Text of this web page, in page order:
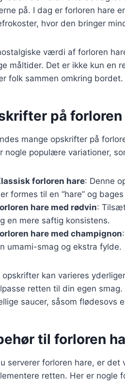
på. I dag er forloren hare
hvor den bringer
værdi af forloren
måltider. Det er ikke kun en
folk sammen omkring bordet.
på
mange opskrifter på
nogle populære variationer,
forloren hare: Denne
formes til en “hare” og
hare med rødvin:
en mere saftig konsistens.
hare med champignon
umami-smag og ekstra fylde.
opskrifter kan varieres
retten til din egen
saucer, såsom flødesovs
til forloren
serverer forloren hare, er
retten. Her er nogle